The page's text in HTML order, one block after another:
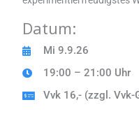
Datum:
Mi 9.9.26
19:00 – 21:00 Uhr
Vvk 16,- (zzgl. Vvk-